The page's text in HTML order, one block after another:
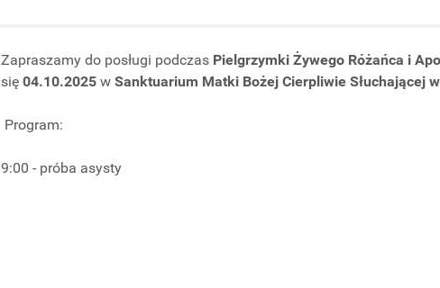
Zapraszamy do posługi podczas Pielgrzymki Żywego Różańca i
się 04.10.2025 w Sanktuarium Matki Bożej Cierpliwie Słuchającej
Program:
9:00 - próba asysty